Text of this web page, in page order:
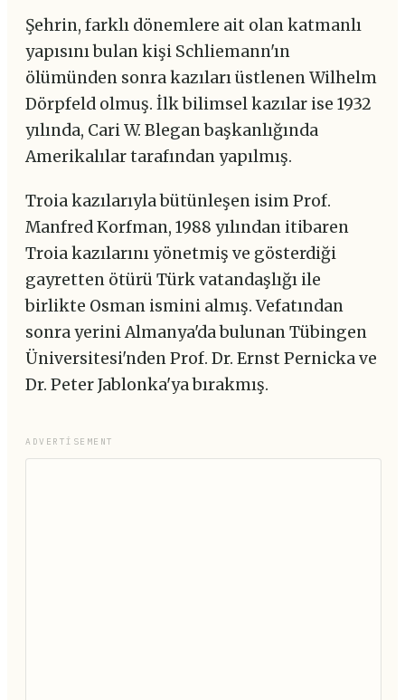
Şehrin, farklı dönemlere ait olan katmanlı
yapısını bulan kişi Schliemann'ın
ölümünden sonra kazıları üstlenen Wilhelm
Dörpfeld olmuş. İlk bilimsel kazılar ise 1932
yılında, Cari W. Blegan başkanlığında
Amerikalılar tarafından yapılmış.
Troia kazılarıyla bütünleşen isim Prof.
Manfred Korfman, 1988 yılından itibaren
Troia kazılarını yönetmiş ve gösterdiği
gayretten ötürü Türk vatandaşlığı ile
birlikte Osman ismini almış. Vefatından
sonra yerini Almanya'da bulunan Tübingen
Üniversitesi'nden Prof. Dr. Ernst Pernicka ve
Dr. Peter Jablonka'ya bırakmış.
ADVERTISEMENT